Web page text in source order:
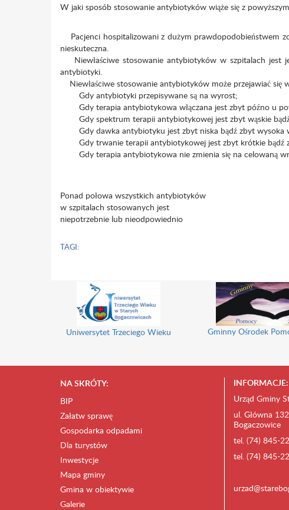
W jaki sposób stosowanie antybiotyków wiąże się z
Pacjenci hospitalizowani z dużym prawdopodobieństwem
nieskuteczna.
Niewłaściwe stosowanie antybiotyków w szpitalach jest
antybiotyki.
Niewłaściwe stosowanie antybiotyków może przejawiać się
Gdy antybiotyki przepisywane są na wyrost;
Gdy terapia antybiotykowa włączana jest zbyt późno u
Gdy spektrum terapii antybiotykowej jest zbyt wąskie
Gdy dawka antybiotyku jest zbyt niska bądź zbyt wysoka
Gdy trwanie terapii antybiotykowej jest zbyt krótkie bądź
Gdy terapia antybiotykowa nie zmienia się na celowaną
Ponad połowa wszystkich antybiotyków
w szpitalach stosowanych jest
niepotrzebnie lub nieodpowiednio
TAGI:
Uniwersytet Trzeciego Wieku Gminny Ośrodek
NA SKRÓTY:
BIP
Załatw sprawę
Gospodarka odpadami
Dla turystów
Inwestycje
Mapa gminy
Gmina w obiektywie
Galerie
INFORMACJE:
Urząd Gminy
ul. Główna
Bogaczowice
tel. (74) 845-
tel. (74) 845-